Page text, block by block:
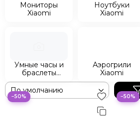
Мониторы
Xiaomi
Ноутбуки
Xiaomi
Умные часы и
браслеты
Xiaomi
Аэрогрили
Xiaomi
−50% −50%